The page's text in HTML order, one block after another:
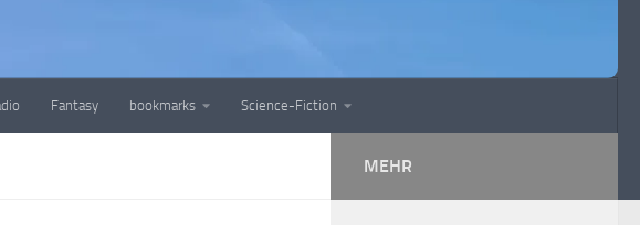
Fantasy bookmarks Science-Fiction
MEHR